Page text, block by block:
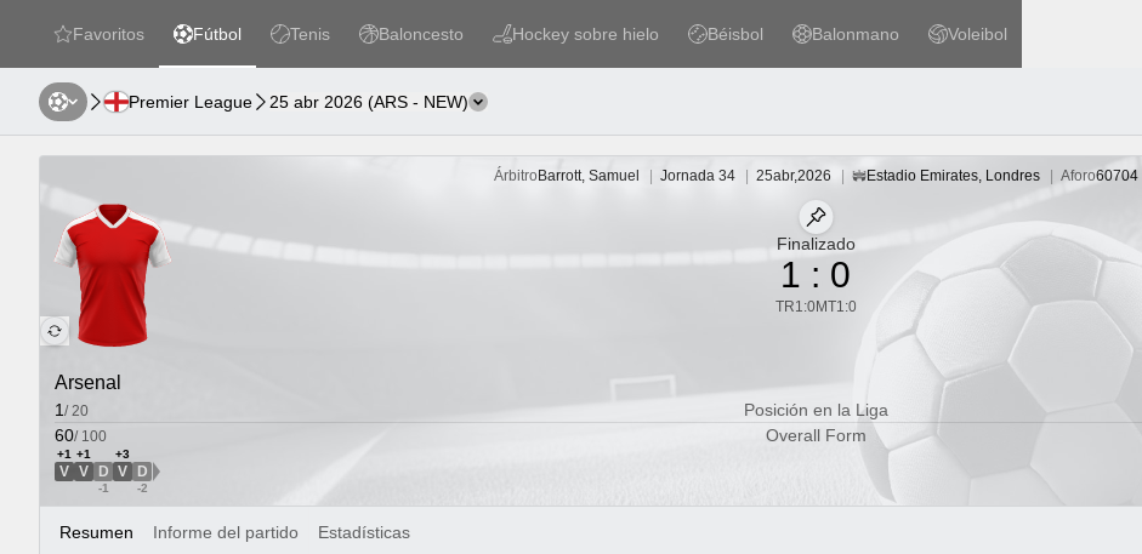
favorites
Favoritos
Fútbol
Fútbol
Tenis
Tenis
Baloncesto
Baloncesto
Hockey sobre hielo
Hockey sobre hielo
Béisbol
Béisbol
Balonmano
Balonmano
Voleibol
Voleibol
Premier League 25 abr 2026 (ARS - NEW) Cambiar cabeza a cabeza
Árbitro Barrott, Samuel Jornada 34 25abr,2026 Estadio
Estadio Emirates, Londres Aforo60704
Arsenal
Fijar partido
Finalizado
1 : 0
TR1:0MT1:0
1 / 20 Posición en la Liga
60/ 100 Overall Form
+1
V
+1
V D
-1
+3
V D
-2 VED Dirección
Resumen Informe del partido Estadísticas